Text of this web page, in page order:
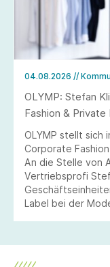
04.08.2026 //
OLYMP: Stefan
Fashion & Private
OLYMP stellt sich
Corporate
An die Stelle von
Vertriebsprofi
Label bei der